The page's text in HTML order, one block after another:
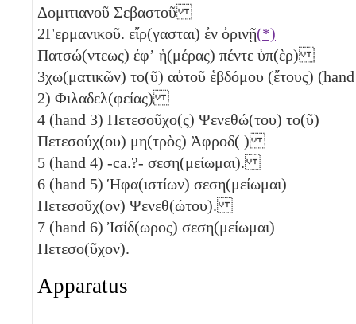
Δομιτιανοῦ Σεβαστοῦ
2Γερμανικοῦ. εἴρ(γασται) ἐν ὀρινῇ(*)
Πατσώ(ντεως) ἐφʼ ἡ(μέρας) πέντε ὑπ(ὲρ)
3χω(ματικῶν) το(ῦ) αὐτοῦ ἑβδόμου (ἔτους) (hand
2) Φιλαδελ(φείας)
4 (hand 3) Πετεσοῦχο(ς) Ψενεθώ(του) το(ῦ)
Πετεσούχ(ου) μη(τρὸς) Ἀφροδ( )
5 (hand 4) -ca.?- σεση(μείωμαι).
6 (hand 5) Ἡφα(ιστίων) σεση(μείωμαι)
Πετεσοῦχ(ον) Ψενεθ(ώτου).
7 (hand 6) Ἰσίδ(ωρος) σεση(μείωμαι)
Πετεσο(ῦχον).
Apparatus